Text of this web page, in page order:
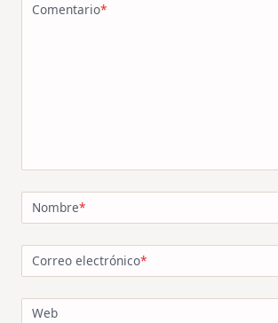
Comentario*
Nombre*
Correo electrónico*
Web